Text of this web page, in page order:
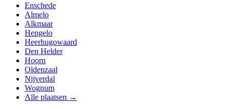
Enschede
Almelo
Alkmaar
Hengelo
Heerhugowaard
Den Helder
Hoorn
Oldenzaal
Nijverdal
Wognum
Alle plaatsen →